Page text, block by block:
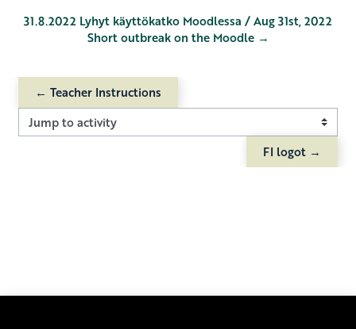
31.8.2022 Lyhyt käyttökatko Moodlessa / Aug 31st, 2022
Short outbreak on the Moodle →
← Teacher Instructions
Jump to activity
FI logot →